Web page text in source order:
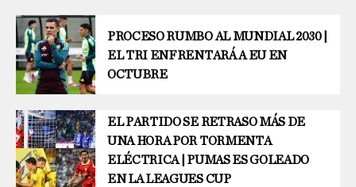
PROCESO RUMBO AL MUNDIAL 2030 |
EL TRI ENFRENTARÁ A EU EN
OCTUBRE
EL PARTIDO SE RETRASO MÁS DE
UNA HORA POR TORMENTA
ELÉCTRICA | PUMAS ES GOLEADO
EN LA LEAGUES CUP